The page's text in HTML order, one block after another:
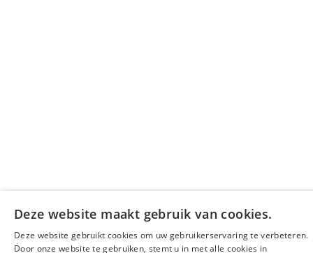
Deze website maakt gebruik van cookies.
Deze website gebruikt cookies om uw gebruikerservaring te verbeteren.
Door onze website te gebruiken, stemt u in met alle cookies in